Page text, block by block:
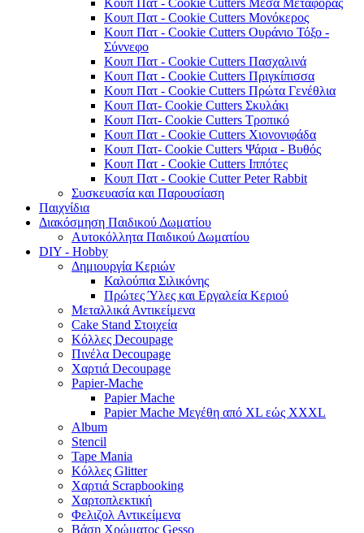
Κουπ Πατ - Cookie Cutters Μονόκερος
Κουπ Πατ - Cookie Cutters Ουράνιο Τόξο -
Σύννεφο
Κουπ Πατ - Cookie Cutters Πασχαλινά
Κουπ Πατ - Cookie Cutters Πριγκίπισσα
Κουπ Πατ - Cookie Cutters Πρώτα Γενέθλια
Κουπ Πατ- Cookie Cutters Σκυλάκι
Κουπ Πατ- Cookie Cutters Τροπικό
Κουπ Πατ - Cookie Cutters Χιονονιφάδα
Κουπ Πατ- Cookie Cutters Ψάρια - Βυθός
Κουπ Πατ - Cookie Cutters Ιππότες
Κουπ Πατ - Cookie Cutter Peter Rabbit
Συσκευασία και Παρουσίαση
Παιχνίδια
Διακόσμηση Παιδικού Δωματίου
Αυτοκόλλητα Παιδικού Δωματίου
DIY - Hobby
Δημιουργία Κεριών
Καλούπια Σιλικόνης
Πρώτες Ύλες και Εργαλεία Κεριού
Μεταλλικά Αντικείμενα
Cake Stand Στοιχεία
Κόλλες Decoupage
Πινέλα Decoupage
Χαρτιά Decoupage
Papier-Mache
Papier Mache
Papier Mache Μεγέθη από XL εώς XXXL
Album
Stencil
Tape Mania
Κόλλες Glitter
Χαρτιά Scrapbooking
Χαρτοπλεκτική
Φελιζολ Αντικείμενα
Βάση Χρώματος Gesso